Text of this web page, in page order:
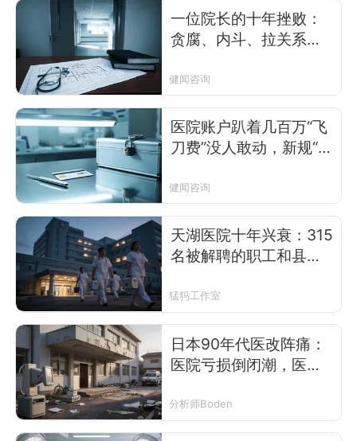
一位院长的十年挫败：
贪腐、内斗、拉关系，
难？
健闻咨询
医院账户趴着几百万“飞
刀费”没人敢动，新规“飞
健闻咨询
天湖医院十年兴衰：315
名被解聘的职工和县城
猛犸工作室
日本90年代医改阵痛：
医院亏损倒闭潮，医生
分析师Boden